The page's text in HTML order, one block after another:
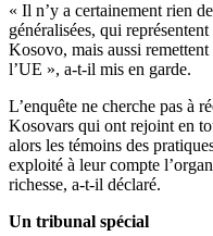
« Il n’y a certainement rien
généralisées, qui
Kosovo, mais aussi
l’UE », a-t-il mis en garde.
L’enquête ne cherche pas à
Kosovars qui ont rejoint en
alors les témoins des
exploité à leur compte
richesse, a-t-il déclaré.
Un tribunal spécial